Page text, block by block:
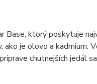
Base, ktorý poskytuje
je olovo a kadmium.
chutnejších jedál